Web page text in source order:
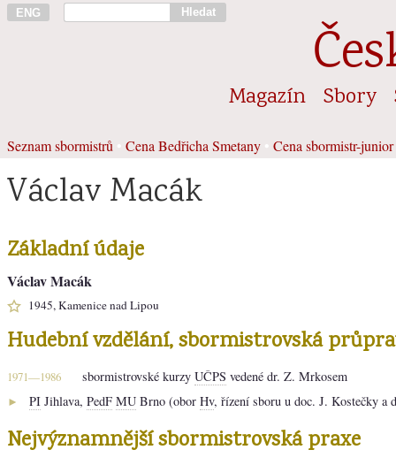
ENG Hledat
Magazín Sbory
Seznam sbormistrů Cena Bedřicha Smetany Cena sbormistr-junior
Václav Macák
Základní údaje
Václav Macák
1945, Kamenice nad Lipou
Hudební vzdělání, sbormistrovská
1971—1986 sbormistrovské kurzy UČPS vedené dr. Z. Mrkosem
► PI Jihlava, PedF MU Brno (obor Hv, řízení sboru u doc. J. Kostečky a
Nejvýznamnější sbormistrovská praxe